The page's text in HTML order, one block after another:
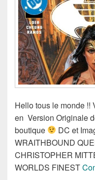
Hello tous le monde !!
en Version Originale
boutique
DC et
WRAITHBOUND
CHRISTOPHER
WORLDS FINEST